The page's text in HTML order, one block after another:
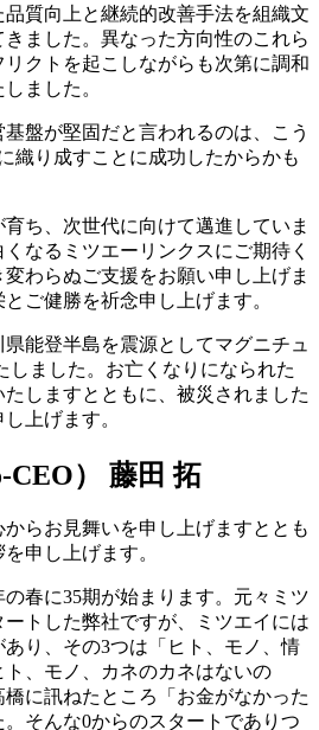
質向上と継続的改善手法を組織文
ました。異なった方向性のこれら
クトを起こしながらも次第に調和
ました。
盤が堅固だと言われるのは、こう
織り成すことに成功したからかも
ち、次世代に向けて邁進していま
なるミツエーリンクスにご期待く
わらぬご支援をお願い申し上げま
ご健勝を祈念申し上げます。
能登半島を震源としてマグニチュ
しました。お亡くなりになられた
しますとともに、被災されました
上げます。
CEO） 藤田 拓
らお見舞いを申し上げますととも
申し上げます。
春に35期が始まります。元々ミツ
トした弊社ですが、ミツエイには
あり、その3つは「ヒト、モノ、情
、モノ、カネのカネはないの
に訊ねたところ「お金がなかった
そんな0からのスタートでありつ